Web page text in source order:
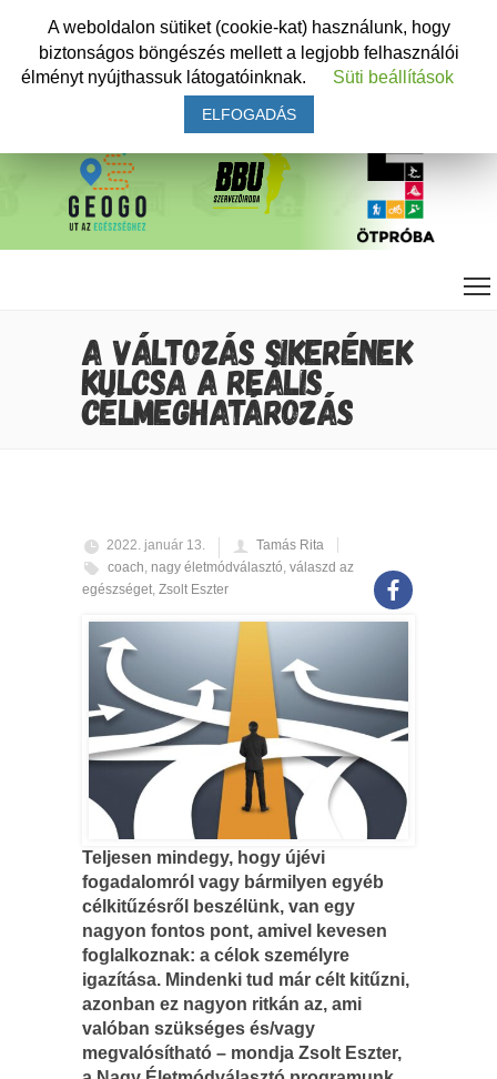
A VÁLTOZÁS SIKERÉNEK
KULCSA A REÁLIS
CÉLMEGHATÁROZÁS
2022. január 13.
Tamás Rita
coach, nagy életmódválasztó, válaszd az
egészséget, Zsolt Eszter
Teljesen mindegy, hogy újévi
fogadalomról vagy bármilyen egyéb
célkitűzésről beszélünk, van egy
nagyon fontos pont, amivel kevesen
foglalkoznak: a célok személyre
igazítása. Mindenki tud már célt kitűzni,
azonban ez nagyon ritkán az, ami
valóban szükséges és/vagy
megvalósítható – mondja Zsolt Eszter,
A weboldalon sütiket (cookie-kat) használunk, hogy
biztonságos böngészés mellett a legjobb felhasználói
élményt nyújthassuk látogatóinknak.
Süti beállítások
ELFOGADÁS